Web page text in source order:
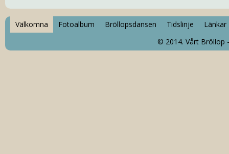
Välkomna Fotoalbum Bröllopsdansen Tidslinje
Länkar
© 2014. Vårt Bröllop